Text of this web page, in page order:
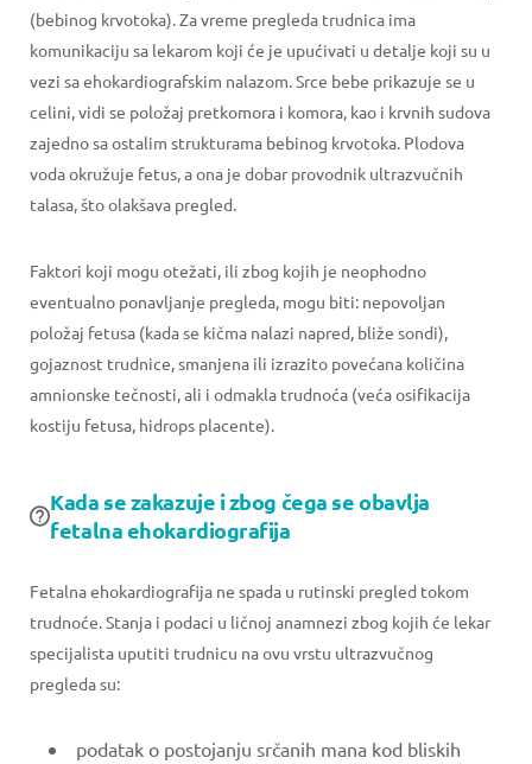
(bebinog krvotoka). Za vreme pregleda trudnica ima
komunikaciju sa lekarom koji će je upućivati u detalje koji su u
vezi sa ehokardiografskim nalazom. Srce bebe prikazuje se u
celini, vidi se položaj pretkomora i komora, kao i krvnih sudova
zajedno sa ostalim strukturama bebinog krvotoka. Plodova
voda okružuje fetus, a ona je dobar provodnik ultrazvučnih
talasa, što olakšava pregled.
Faktori koji mogu otežati, ili zbog kojih je neophodno
eventualno ponavljanje pregleda, mogu biti: nepovoljan
položaj fetusa (kada se kičma nalazi napred, bliže sondi),
gojaznost trudnice, smanjena ili izrazito povećana količina
amnionske tečnosti, ali i odmakla trudnoća (veća osifikacija
kostiju fetusa, hidrops placente).
Kada se zakazuje i zbog čega se obavlja
fetalna ehokardiografija
Fetalna ehokardiografija ne spada u rutinski pregled tokom
trudnoće. Stanja i podaci u ličnoj anamnezi zbog kojih će lekar
specijalista uputiti trudnicu na ovu vrstu ultrazvučnog
pregleda su:
podatak o postojanju srčanih mana kod bliskih